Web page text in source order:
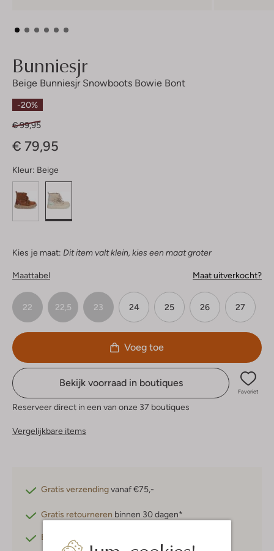
Bunniesjr
Beige Bunniesjr Snowboots Bowie Bont
-20%
€ 99,95
€ 79,95
Kleur: Beige
Kies je maat: Dit item valt klein, kies een maat groter
Maattabel Maat uitverkocht?
22 22,5 23 24 25 26 27
Voeg toe
Bekijk voorraad in boutiques
Favoriet
Reserveer direct in een van onze 37 boutiques
Vergelijkbare items
Gratis verzendingvanaf €75,-
Gratis retourneren binnen 30 dagen*
Betaal achteraf